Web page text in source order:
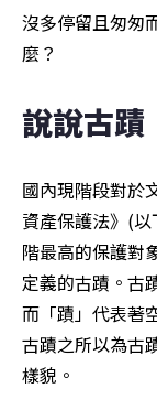
沒多停留且匆匆
麼？
說說古蹟
國內現階段對於
資產保護法》(
階最高的保護對
定義的古蹟。古
而「蹟」代表著
古蹟之所以為古
樣貌。